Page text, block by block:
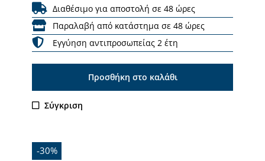
Διαθέσιμο για αποστολή σε 48 ώρες
Παραλαβή από κατάστημα σε 48 ώρες
Εγγύηση αντιπροσωπείας 2 έτη
Προσθήκη στο καλάθι
Σύγκριση
-30%